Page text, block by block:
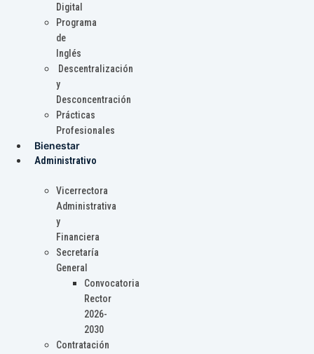
Digital
Programa
de
Inglés
Descentralización
y
Desconcentración
Prácticas
Profesionales
Bienestar
Administrativo
Vicerrectora
Administrativa
y
Financiera
Secretaría
General
Convocatoria
Rector
2026-
2030
Contratación